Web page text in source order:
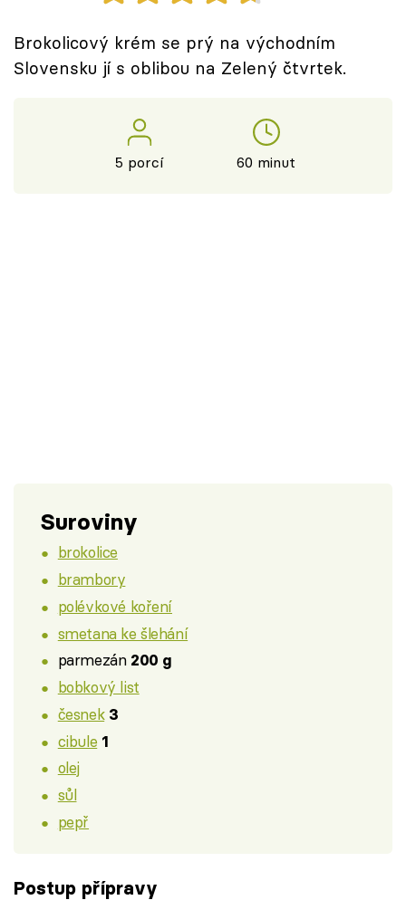
Těhotnej kuchař
Sledujte prima+
Brokolicový krém se prý na východním
Slovensku jí s oblibou na Zelený čtvrtek.
5 porcí 60 minut
Suroviny
brokolice
brambory
polévkové koření
smetana ke šlehání
parmezán 200 g
bobkový list
česnek 3
cibule 1
olej
sůl
pepř
Postup přípravy